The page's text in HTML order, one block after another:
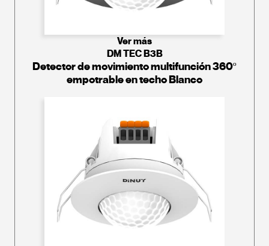
Ver más
DM TEC B3B
Detector de movimiento multifunción 360º
empotrable en techo Blanco